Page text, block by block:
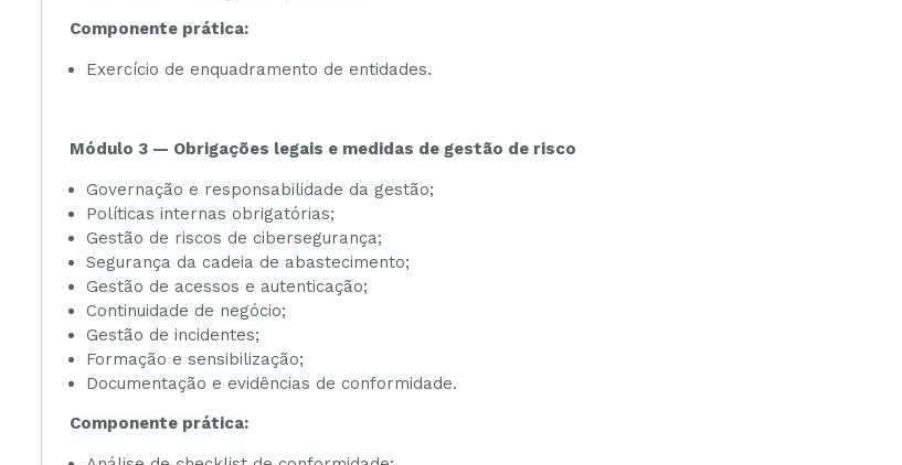
Componente prática:
Exercício de enquadramento de entidades.
Módulo 3 — Obrigações legais e medidas de gestão de risco
Governação e responsabilidade da gestão;
Políticas internas obrigatórias;
Gestão de riscos de cibersegurança;
Segurança da cadeia de abastecimento;
Gestão de acessos e autenticação;
Continuidade de negócio;
Gestão de incidentes;
Formação e sensibilização;
Documentação e evidências de conformidade.
Componente prática: